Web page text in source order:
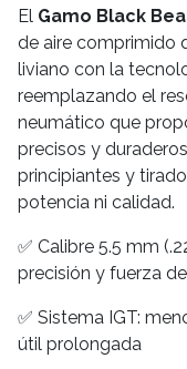
El Gamo Black
de aire comprimido
liviano con la
reemplazando el
neumático que
precisos y
principiantes y
potencia ni calidad.
✅ Calibre 5.5 mm
precisión y fuerza
✅ Sistema IGT:
útil prolongada